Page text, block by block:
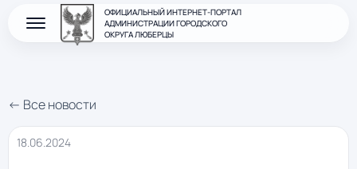
ОФИЦИАЛЬНЫЙ ИНТЕРНЕТ-ПОРТАЛ
АДМИНИСТРАЦИИ ГОРОДСКОГО
ОКРУГА ЛЮБЕРЦЫ
← Все новости
18.06.2024